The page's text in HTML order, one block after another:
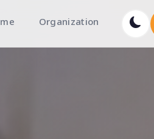
Organization